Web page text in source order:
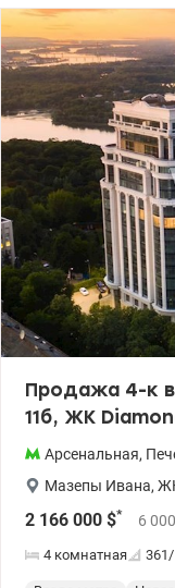
Продажа 4-к
11б, ЖК
Арсенальная,
Мазепы Ивана,
2 166 000 $* 6 000
4 комнатная